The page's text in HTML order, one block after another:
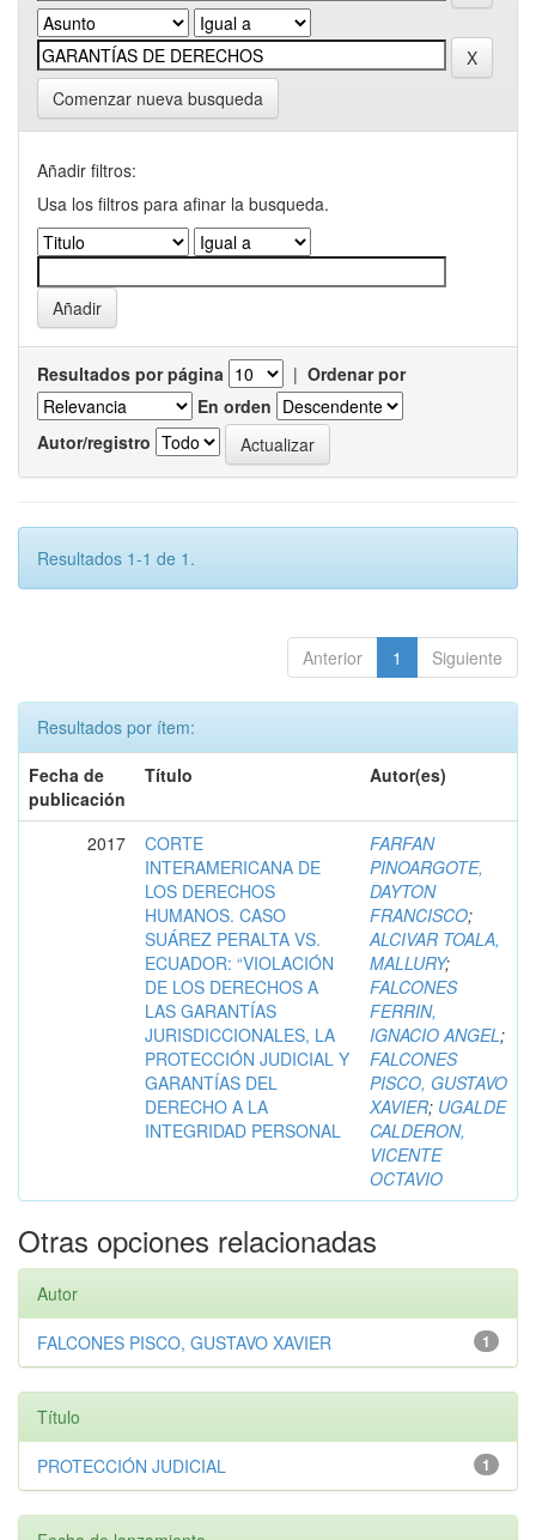
Comenzar nueva busqueda
Añadir filtros:
Usa los filtros para afinar la busqueda.
Resultados por página | Ordenar por
En orden
Autor/registro
Resultados 1-1 de 1.
Anterior 1 Siguiente
Resultados por ítem:
Fecha de
publicación
Título Autor(es)
2017
CORTE
INTERAMERICANA DE
LOS DERECHOS
HUMANOS. CASO
SUÁREZ PERALTA VS.
ECUADOR: “VIOLACIÓN
DE LOS DERECHOS A
LAS GARANTÍAS
JURISDICCIONALES, LA
PROTECCIÓN JUDICIAL Y
GARANTÍAS DEL
DERECHO A LA
INTEGRIDAD PERSONAL
FARFAN
PINOARGOTE,
DAYTON
FRANCISCO;
ALCIVAR TOALA,
MALLURY;
FALCONES
FERRIN,
IGNACIO ANGEL;
FALCONES
PISCO, GUSTAVO
XAVIER; UGALDE
CALDERON,
VICENTE
OCTAVIO
Otras opciones relacionadas
Autor
1
FALCONES PISCO, GUSTAVO XAVIER
Título
1
PROTECCIÓN JUDICIAL